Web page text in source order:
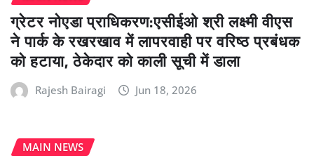
ग्रेटर नोएडा प्राधिकरण:एसीईओ श्री लक्ष्मी वीएस
ने पार्क के रखरखाव में लापरवाही पर वरिष्ठ प्रबंधक
को हटाया, ठेकेदार को काली सूची में डाला
Rajesh Bairagi Jun 18, 2026
MAIN NEWS